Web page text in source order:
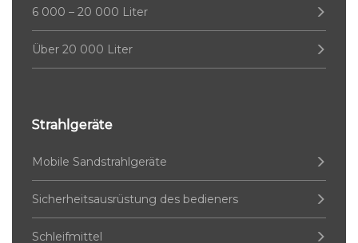
6 000 – 20 000 Liter
Über 20 000 Liter
Strahlgeräte
Mobile Sandstrahlgeräte
Sicherheitsausrüstung des bedieners
Schleifmittel